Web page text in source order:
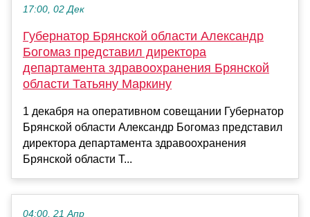
17:00, 02 Дек
Губернатор Брянской области Александр
Богомаз представил директора
департамента здравоохранения Брянской
области Татьяну Маркину
1 декабря на оперативном совещании Губернатор
Брянской области Александр Богомаз представил
директора департамента здравоохранения
Брянской области Т...
04:00, 21 Апр